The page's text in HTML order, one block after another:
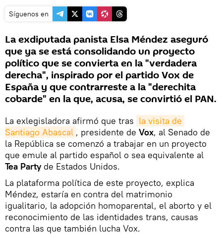
Síguenos en
La exdiputada panista Elsa Méndez aseguró
que ya se está consolidando un proyecto
político que se convierta en la "verdadera
derecha", inspirado por el partido Vox de
España y que contrarreste a la "derechita
cobarde" en la que, acusa, se convirtió el PAN.
La exlegisladora afirmó que tras la visita de
Santiago Abascal , presidente de Vox, al Senado de
la República se comenzó a trabajar en un proyecto
que emule al partido español o sea equivalente al
Tea Partyde Estados Unidos.
La plataforma política de este proyecto, explica
Méndez, estaría en contra del matrimonio
igualitario, la adopción homoparental, el aborto y el
reconocimiento de las identidades trans, causas
contra las que también lucha Vox.